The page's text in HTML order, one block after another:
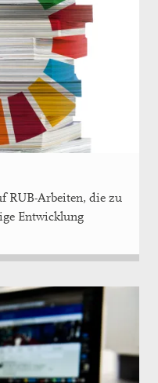
RUB-Arbeiten, die zu
Entwicklung